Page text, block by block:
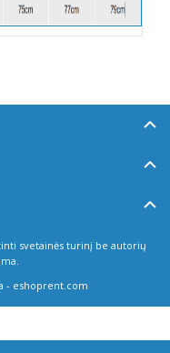
svetainės turinį be autorių
- eshoprent.com